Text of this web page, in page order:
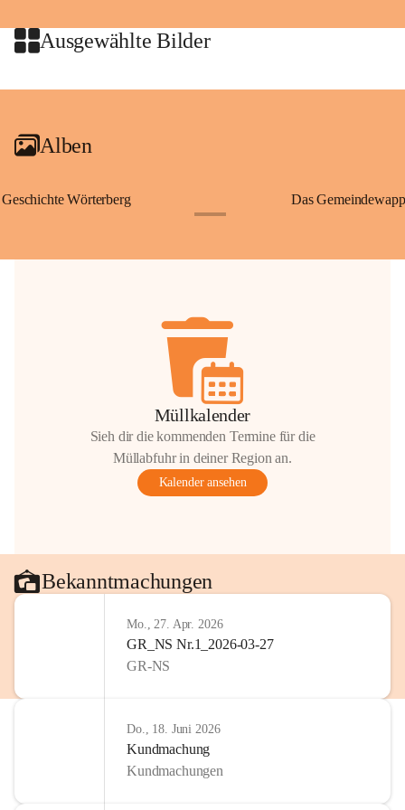
🔏 Zum Schutz unseres Gemeindearchivs danken wir allen Bürgerinnen
Erinnerungen, die dazu beitragen, die Geschichte unserer Heimat
Ausgewählte Bilder
+2
Alben
Geschichte Wörterberg Das
Müllkalender
Sieh dir die kommenden Termine für die
Müllabfuhr in deiner Region an.
Kalender ansehen
Bekanntmachungen
Mo., 27. Apr. 2026
GR_NS Nr.1_2026-03-27
GR-NS
Do., 18. Juni 2026
Kundmachung
Kundmachungen